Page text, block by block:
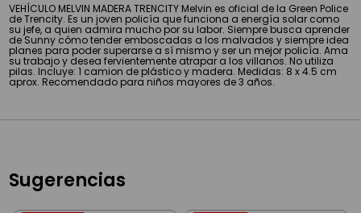
VEHÍCULO MELVIN MADERA TRENCITY Melvin es oficial de la Green Police
de Trencity. Es un joven policía que funciona a energía solar como
su jefe, a quien admira mucho por su labor. Siempre busca aprender
de Sunny cómo tender emboscadas a los malvados y siempre idea
planes para poder superarse a sí mismo y ser un mejor policía. Ama
su trabajo y desea fervientemente atrapar a los villanos. No utiliza
pilas. Incluye: 1 camion de plástico y madera. Medidas: 8 x 4.5 cm
aprox. Recomendado para niños mayores de 3 años.
Sugerencias